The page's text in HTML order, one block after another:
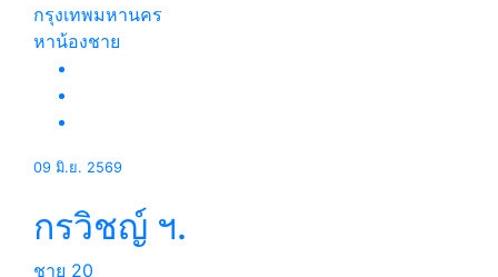
กรุงเทพมหานคร
หาน้องชาย
09 มิ.ย. 2569
กรวิชญ์ ฯ.
ชาย 20